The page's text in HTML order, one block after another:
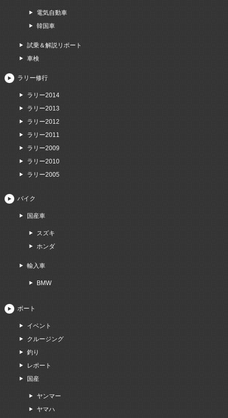
電気自動車
韓国車
試乗＆解説リポート
車検
ラリー修行
ラリー2014
ラリー2013
ラリー2012
ラリー2011
ラリー2009
ラリー2010
ラリー2005
バイク
国産車
スズキ
ホンダ
輸入車
BMW
ボート
イベント
クルージング
釣り
レポート
国産
ヤンマー
ヤマハ